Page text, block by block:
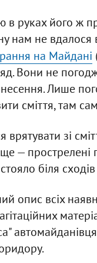
в руках його ж
нам не вдалося
на Майдані
Вони не
Лише
сміття, там
зі
—
біля
опис всіх